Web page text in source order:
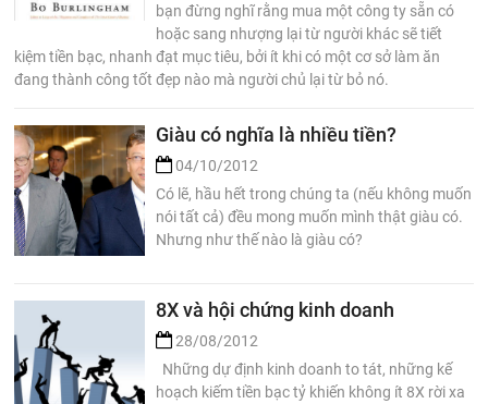
bạn đừng nghĩ rằng mua một công ty sẵn có
hoặc sang nhượng lại từ người khác sẽ tiết
kiệm tiền bạc, nhanh đạt mục tiêu, bởi ít khi có một cơ sở làm ăn
đang thành công tốt đẹp nào mà người chủ lại từ bỏ nó.
Giàu có nghĩa là nhiều tiền?
04/10/2012
Có lẽ, hầu hết trong chúng ta (nếu không muốn
nói tất cả) đều mong muốn mình thật giàu có.
Nhưng như thế nào là giàu có?
8X và hội chứng kinh doanh
28/08/2012
Những dự định kinh doanh to tát, những kế
hoạch kiếm tiền bạc tỷ khiến không ít 8X rời xa